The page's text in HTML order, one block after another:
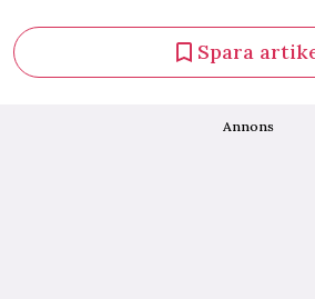
Spara
Annons